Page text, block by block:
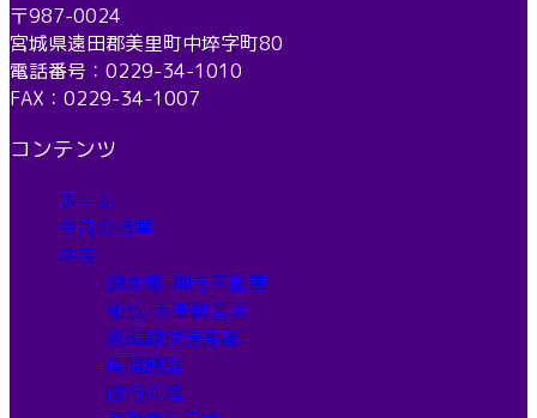
〒987-0024
宮城県遠田郡美里町中埣字町80
電話番号：0229-34-1010
FAX：0229-34-1007
コンテンツ
ホーム
今月の特集
神寺
御本尊-神寺不動尊
秘仏-大聖歓喜天
慈母観世音菩薩
馬頭観音
修行の滝